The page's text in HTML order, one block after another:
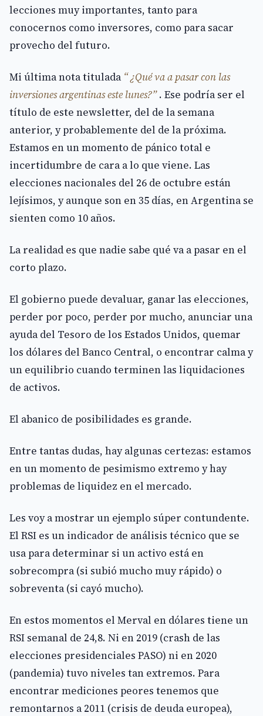
lecciones muy importantes, tanto para
conocernos como inversores, como para sacar
provecho del futuro.
Mi última nota titulada “ ¿Qué va a pasar con las
inversiones argentinas este lunes?”. Ese podría ser el
título de este newsletter, del de la semana
anterior, y probablemente del de la próxima.
Estamos en un momento de pánico total e
incertidumbre de cara a lo que viene. Las
elecciones nacionales del 26 de octubre están
lejísimos, y aunque son en 35 días, en Argentina se
sienten como 10 años.
La realidad es que nadie sabe qué va a pasar en el
corto plazo.
El gobierno puede devaluar, ganar las elecciones,
perder por poco, perder por mucho, anunciar una
ayuda del Tesoro de los Estados Unidos, quemar
los dólares del Banco Central, o encontrar calma y
un equilibrio cuando terminen las liquidaciones
de activos.
El abanico de posibilidades es grande.
Entre tantas dudas, hay algunas certezas: estamos
en un momento de pesimismo extremo y hay
problemas de liquidez en el mercado.
Les voy a mostrar un ejemplo súper contundente.
El RSI es un indicador de análisis técnico que se
usa para determinar si un activo está en
sobrecompra (si subió mucho muy rápido) o
sobreventa (si cayó mucho).
En estos momentos el Merval en dólares tiene un
RSI semanal de 24,8. Ni en 2019 (crash de las
elecciones presidenciales PASO) ni en 2020
(pandemia) tuvo niveles tan extremos. Para
encontrar mediciones peores tenemos que
remontarnos a 2011 (crisis de deuda europea),